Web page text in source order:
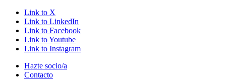
Link to X
Link to LinkedIn
Link to Facebook
Link to Youtube
Link to Instagram
Hazte socio/a
Contacto